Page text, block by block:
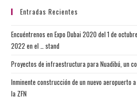
Entradas Recientes
Encuéntrenos en Expo Dubai 2020 del 1 de
2022 en el … stand
Proyectos de infraestructura para Nuadibú, un
Inminente construcción de un nuevo aeropuerto
la ZFN